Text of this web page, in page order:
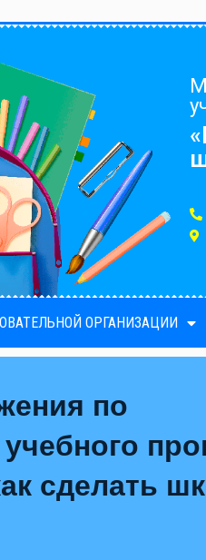
ОРГАНИЗАЦИИ
по
сделать